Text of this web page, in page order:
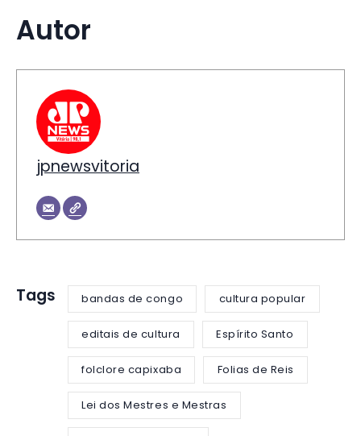
Autor
jpnewsvitoria
Tags bandas de congo cultura popular
editais de cultura Espírito Santo
folclore capixaba Folias de Reis
Lei dos Mestres e Mestras